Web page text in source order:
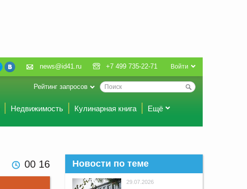
Войти
news@id41.ru +7 499 735-22-71
Рейтинг запросов
Недвижимость Кулинарная книга Ещё
00 16 Новости по теме
29.07.2026